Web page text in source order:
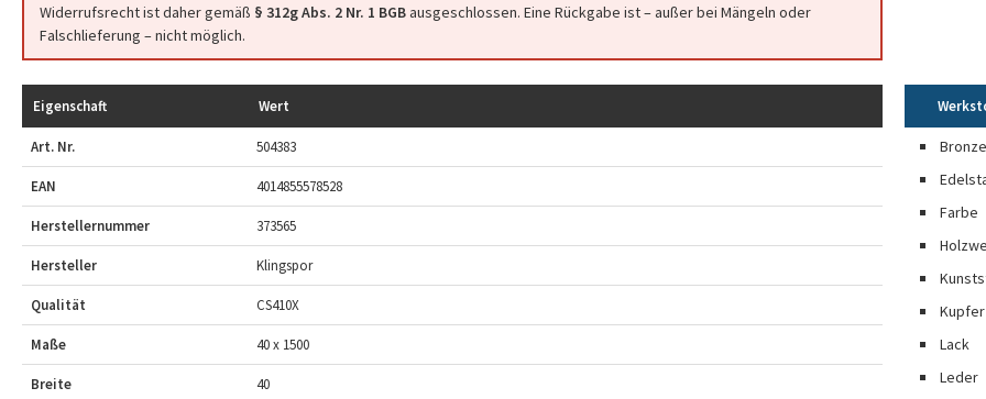
Widerrufsrecht ist daher gemäß § 312g Abs. 2 Nr. 1 BGBausgeschlossen. Eine Rückgabe ist – außer bei Mängeln oder
Falschlieferung – nicht möglich.
Eigenschaft Wert
Art. Nr. 504383
EAN 4014855578528
Herstellernummer 373565
Hersteller Klingspor
Qualität CS410X
Maße 40 x 1500
Breite 40
Farbe
Kupfer
Lack
Leder